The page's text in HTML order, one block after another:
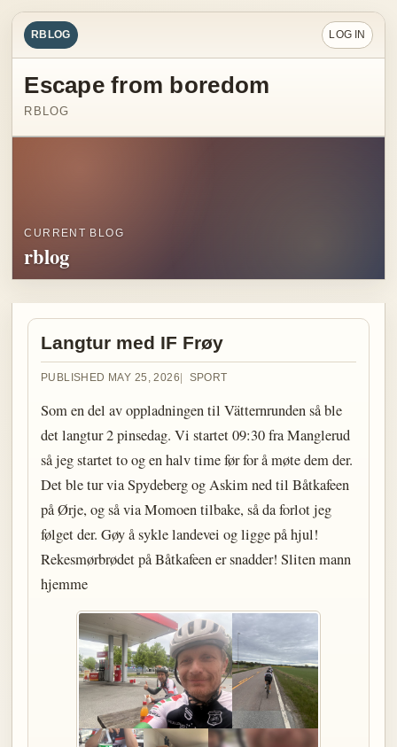
RBLOG LOG IN
Escape from boredom
RBLOG
CURRENT BLOG
rblog
Langtur med IF Frøy
PUBLISHED MAY 25, 2026 SPORT
Som en del av oppladningen til Vätternrunden så ble
det langtur 2 pinsedag. Vi startet 09:30 fra Manglerud
så jeg startet to og en halv time før for å møte dem der.
Det ble tur via Spydeberg og Askim ned til Båtkafeen
på Ørje, og så via Momoen tilbake, så da forlot jeg
følget der. Gøy å sykle landevei og ligge på hjul!
Rekesmørbrødet på Båtkafeen er snadder! Sliten mann
hjemme